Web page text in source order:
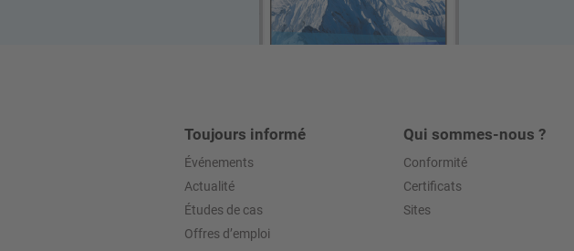
Toujours informé
Événements
Actualité
Études de cas
Offres d’emploi
Qui sommes-nous ?
Conformité
Certificats
Sites